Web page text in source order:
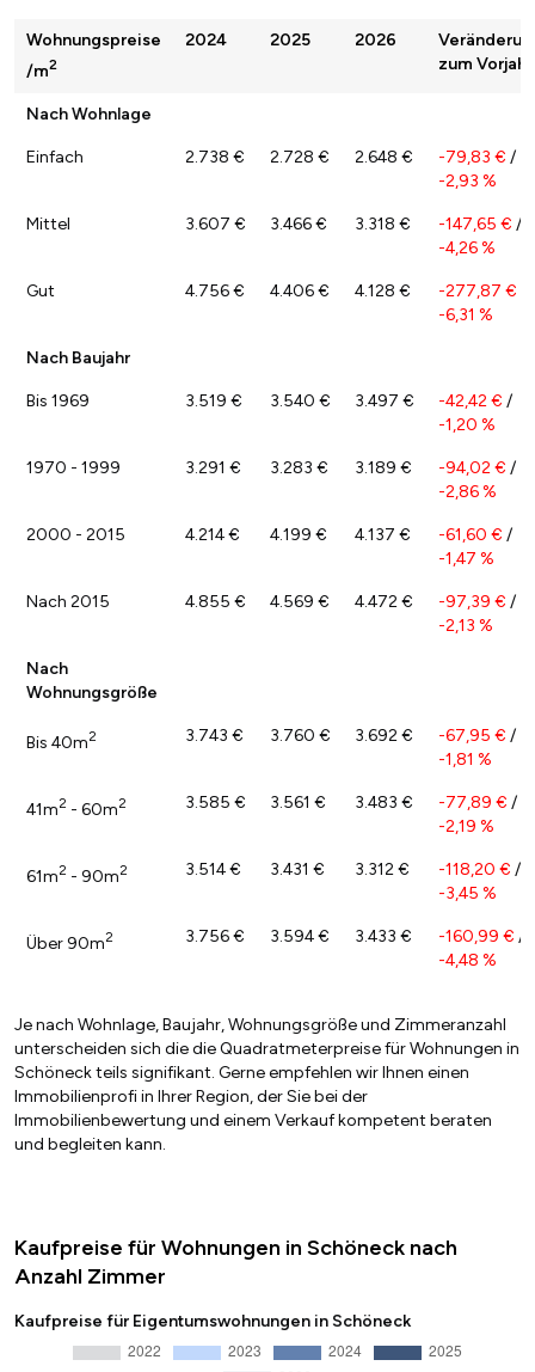
Wohnungspreise
/m2
2024 2025 2026
zum Vorjahr
Nach Wohnlage
Einfach 2.738 € 2.728 € 2.648 € -79,83 € /
-2,93 %
Mittel 3.607 € 3.466 € 3.318 € -147,65 € /
-4,26 %
Gut 4.756 € 4.406 € 4.128 € -277,87 €
-6,31 %
Nach Baujahr
Bis 1969 3.519 € 3.540 € 3.497 € -42,42 € /
-1,20 %
1970 - 1999 3.291 € 3.283 € 3.189 € -94,02 € /
-2,86 %
2000 - 2015 4.214 € 4.199 € 4.137 € -61,60 € /
-1,47 %
Nach 2015 4.855 € 4.569 € 4.472 € -97,39 € /
-2,13 %
Nach
Wohnungsgröße
Bis 40m2 3.743 € 3.760 € 3.692 € -67,95 € /
-1,81 %
41m2 - 60m2 3.585 € 3.561 € 3.483 € -77,89 € /
-2,19 %
61m2 - 90m2 3.514 € 3.431 € 3.312 € -118,20 € /
-3,45 %
Über 90m2 3.756 € 3.594 € 3.433 € -160,99 € /
-4,48 %
Je nach Wohnlage, Baujahr, Wohnungsgröße und Zimmeranzahl
unterscheiden sich die die Quadratmeterpreise für Wohnungen in
Schöneck teils signifikant. Gerne empfehlen wir Ihnen einen
Immobilienprofi in Ihrer Region, der Sie bei der
Immobilienbewertung und einem Verkauf kompetent beraten
und begleiten kann.
Kaufpreise für Wohnungen in Schöneck nach
Anzahl Zimmer
Kaufpreise für Eigentumswohnungen in Schöneck